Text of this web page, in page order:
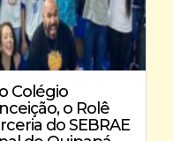
Colégio
o Rolê
do SEBRAE